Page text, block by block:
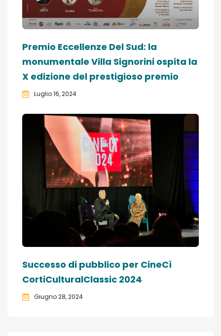
Premio Eccellenze Del Sud: la
monumentale Villa Signorini ospita la
X edizione del prestigioso premio
Luglio 16, 2024
Successo di pubblico per CineCì
CortiCulturalClassic 2024
Giugno 28, 2024